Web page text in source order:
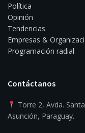
Política
Opinión
Tendencias
Empresas &
Programación radial
Contáctanos
Torre 2, Avda.
Asunción, Paraguay.